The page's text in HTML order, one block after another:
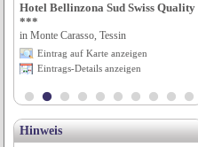
Hotel Bellinzona Sud Swiss Quality
***
in Monte Carasso, Tessin
Eintrag auf Karte anzeigen
Eintrags-Details anzeigen
Hinweis